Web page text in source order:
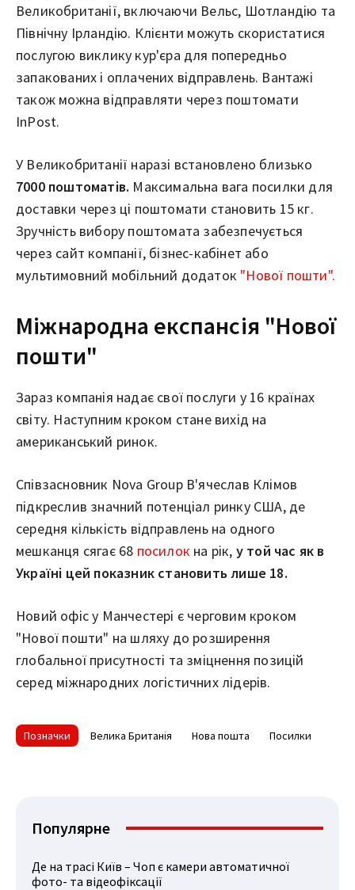
Великобританії, включаючи Вельс, Шотландію та
Північну Ірландію. Клієнти можуть скористатися
послугою виклику кур'єра для попередньо
запакованих і оплачених відправлень. Вантажі
також можна відправляти через поштомати
InPost.
У Великобританії наразі встановлено близько
7000 поштоматів. Максимальна вага посилки для
доставки через ці поштомати становить 15 кг.
Зручність вибору поштомата забезпечується
через сайт компанії, бізнес-кабінет або
мультимовний мобільний додаток "Нової пошти".
Міжнародна експансія "Нової
пошти"
Зараз компанія надає свої послуги у 16 країнах
світу. Наступним кроком стане вихід на
американський ринок.
Співзасновник Nova Group В'ячеслав Клімов
підкреслив значний потенціал ринку США, де
середня кількість відправлень на одного
мешканця сягає 68 посилок на рік, у той час як в
Україні цей показник становить лише 18.
Новий офіс у Манчестері є черговим кроком
"Нової пошти" на шляху до розширення
глобальної присутності та зміцнення позицій
серед міжнародних логістичних лідерів.
Позначки Велика Британія Нова пошта Посилки
Популярне
Де на трасі Київ – Чоп є камери автоматичної
фото- та відеофіксації